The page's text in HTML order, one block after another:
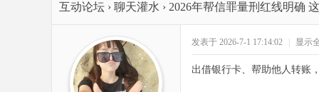
互动论坛 › 聊天灌水 › 2026年帮信罪量刑红线明确
发表于 2026-7-1 17:14:02 显示
出借银行卡、帮助他人转账